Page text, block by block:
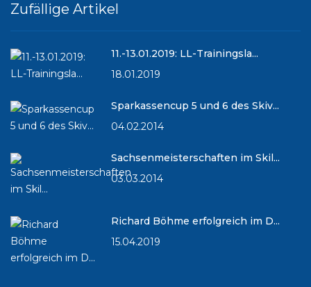
Zufällige Artikel
11.-13.01.2019: LL-Trainingsla...
18.01.2019
Sparkassencup 5 und 6 des Skiv...
04.02.2014
Sachsenmeisterschaften im Skil...
03.03.2014
Richard Böhme erfolgreich im D...
15.04.2019